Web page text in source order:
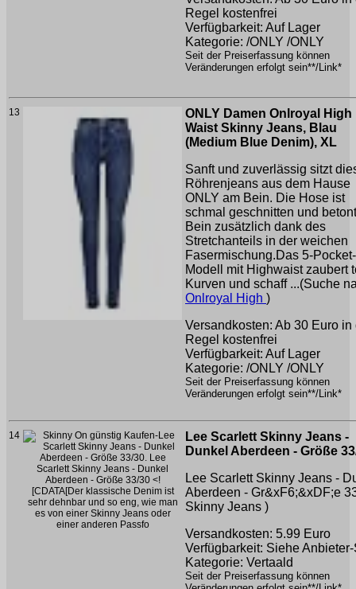
Regel kostenfrei
Verfügbarkeit: Auf Lager
Kategorie: /ONLY /ONLY
Seit der Preiserfassung können
Veränderungen erfolgt sein**/Link*
13
ONLY Damen Onlroyal High
Waist Skinny Jeans, Blau
(Medium Blue Denim), XL
Sanft und zuverlässig sitzt
Röhrenjeans aus dem Hause
ONLY am Bein. Die Hose ist
schmal geschnitten und
Bein zusätzlich dank des
Stretchanteils in der weichen
Fasermischung.Das 5-Pocket-
Modell mit Highwaist zaubert
Kurven und schaff ...(Suche
Onlroyal High )
Versandkosten: Ab 30 Euro in
Regel kostenfrei
Verfügbarkeit: Auf Lager
Kategorie: /ONLY /ONLY
Seit der Preiserfassung können
Veränderungen erfolgt sein**/Link*
14
Lee Scarlett Skinny Jeans -
Dunkel Aberdeen - Größe
Lee Scarlett Skinny Jeans -
Aberdeen - Gr&xF6;&xDF;e
Skinny Jeans )
Versandkosten: 5.99 Euro
Verfügbarkeit: Siehe
Kategorie: Vertaald
Seit der Preiserfassung können